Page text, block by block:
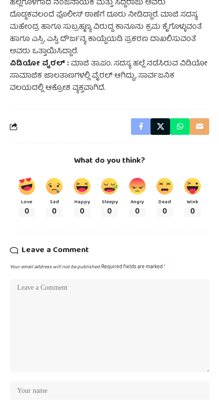
ಹಲ್ಲೆಗೊಳಗಾದ ನಂಜನಾಯಕ ಮತ್ತು ಸಿದ್ದರಾಜು ಅವರು
ದೊಡ್ಡಕವಲಂದೆ ಪೊಲೀಸ್ ಠಾಣೆಗೆ ದೂರು ನೀಡಿದ್ದಾರೆ. ಮಾಜಿ ಸದಸ್ಯ
ಮಹೇಂದ್ರ ಹಾಗೂ ಸುಬ್ರಹ್ಮಣ್ಯ ವಿರುದ್ದ ಕಾನೂನು ಕ್ರಮ ಕೈಗೊಳ್ಳುವಂತೆ
ಹಾಗೂ ಎಸ್ಸಿ, ಎಸ್ಟಿ ದೌರ್ಜನ್ಯ ಕಾಯ್ದೆಯಡಿ ಪ್ರಕರಣ ದಾಖಲಿಸುವಂತೆ
ಅವರು ಒತ್ತಾಯಿಸಿದ್ದಾರೆ.
ವಿಡಿಯೋ ವೈರಲ್ : ಮಾಜಿ ತಾ.ಪಂ. ಸದಸ್ಯ ಹಲ್ಲೆ ನಡೆಸಿರುವ ವಿಡಿಯೋ
ಸಾಮಾಜಿಕ ಜಾಲತಾಣಗಳಲ್ಲಿ ವೈರಲ್ ಆಗಿದ್ದು, ಸಾರ್ವಜನಿಕ
ವಲಯದಲ್ಲಿ ಆಕ್ರೋಶ ವ್ಯಕ್ತವಾಗಿದೆ.
What do you think?
Love
0
Sad
0
Happy
0
Sleepy
0
Angry
0
Dead
0
Wink
0
Leave a Comment
Your email address will not be published.Required fields are marked*